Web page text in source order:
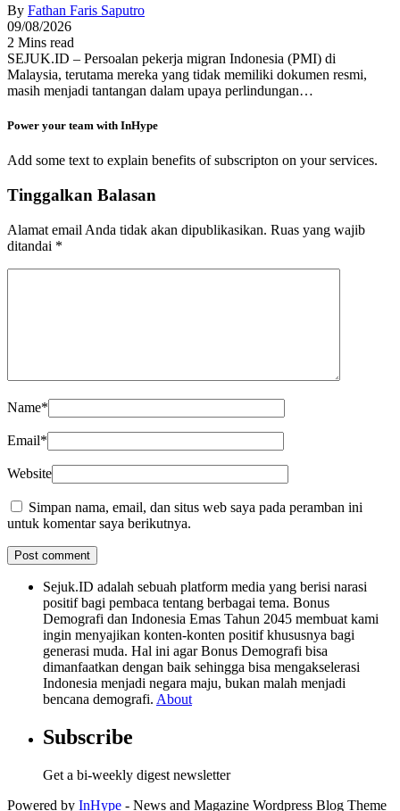
By Fathan Faris Saputro
09/08/2026
2 Mins read
SEJUK.ID – Persoalan pekerja migran Indonesia (PMI) di
Malaysia, terutama mereka yang tidak memiliki dokumen resmi,
masih menjadi tantangan dalam upaya perlindungan…
Power your team with InHype
Add some text to explain benefits of subscripton on your services.
Tinggalkan Balasan
Alamat email Anda tidak akan dipublikasikan. Ruas yang wajib
ditandai *
Name*
Email*
Website
Simpan nama, email, dan situs web saya pada peramban ini
untuk komentar saya berikutnya.
Sejuk.ID adalah sebuah platform media yang berisi narasi
positif bagi pembaca tentang berbagai tema. Bonus
Demografi dan Indonesia Emas Tahun 2045 membuat kami
ingin menyajikan konten-konten positif khususnya bagi
generasi muda. Hal ini agar Bonus Demografi bisa
dimanfaatkan dengan baik sehingga bisa mengakselerasi
Indonesia menjadi negara maju, bukan malah menjadi
bencana demografi. About
Subscribe
Get a bi-weekly digest newsletter
Powered by InHype - News and Magazine Wordpress Blog Theme